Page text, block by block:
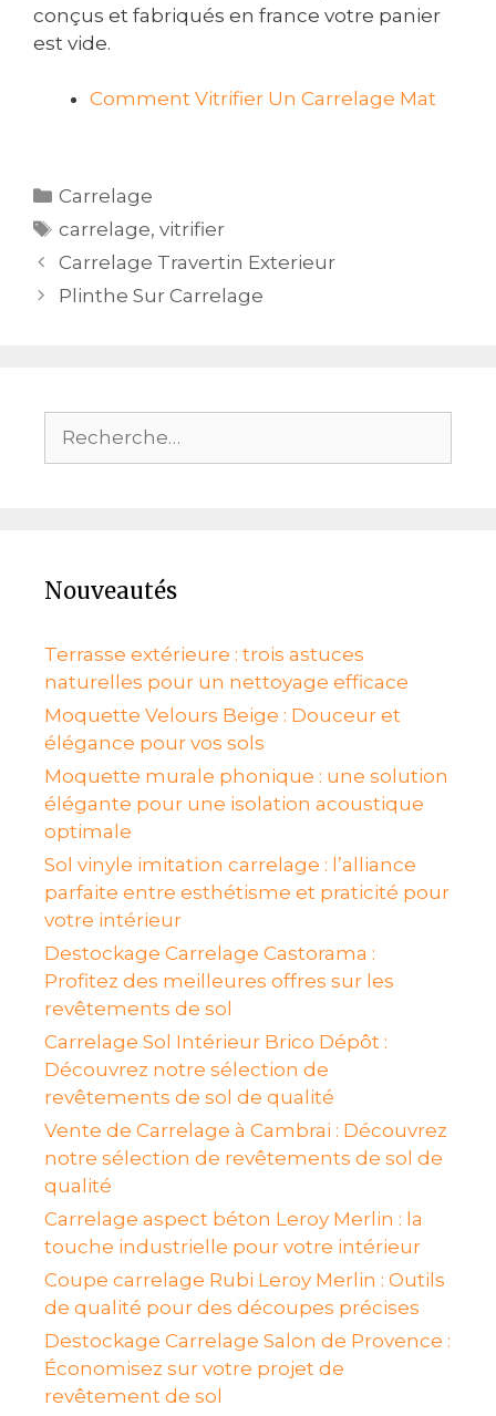
conçus et fabriqués en france votre panier
est vide.
Comment Vitrifier Un Carrelage Mat
Catégories
Carrelage
Étiquettes
carrelage,vitrifier
Navigation
des
Carrelage Travertin Exterieur
Plinthe Sur Carrelage
Nouveautés
Terrasse extérieure : trois astuces
naturelles pour un nettoyage efficace
Moquette Velours Beige : Douceur et
élégance pour vos sols
Moquette murale phonique : une solution
élégante pour une isolation acoustique
optimale
Sol vinyle imitation carrelage : l’alliance
parfaite entre esthétisme et praticité pour
votre intérieur
Destockage Carrelage Castorama :
Profitez des meilleures offres sur les
revêtements de sol
Carrelage Sol Intérieur Brico Dépôt :
Découvrez notre sélection de
revêtements de sol de qualité
Vente de Carrelage à Cambrai : Découvrez
notre sélection de revêtements de sol de
qualité
Carrelage aspect béton Leroy Merlin : la
touche industrielle pour votre intérieur
Coupe carrelage Rubi Leroy Merlin : Outils
de qualité pour des découpes précises
Destockage Carrelage Salon de Provence :
Économisez sur votre projet de
revêtement de sol